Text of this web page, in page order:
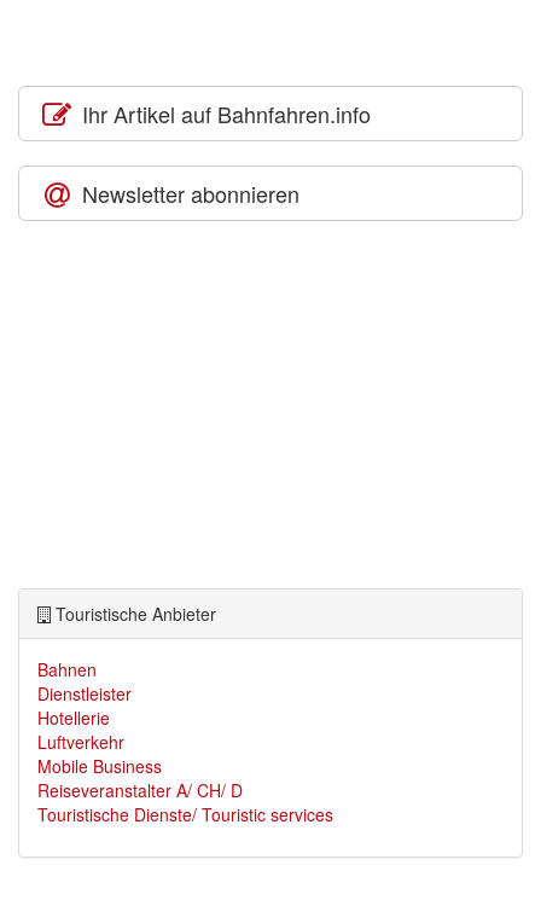
Ihr Artikel auf Bahnfahren.info
Newsletter abonnieren
Touristische Anbieter
Bahnen
Dienstleister
Hotellerie
Luftverkehr
Mobile Business
Reiseveranstalter A/ CH/ D
Touristische Dienste/ Touristic services